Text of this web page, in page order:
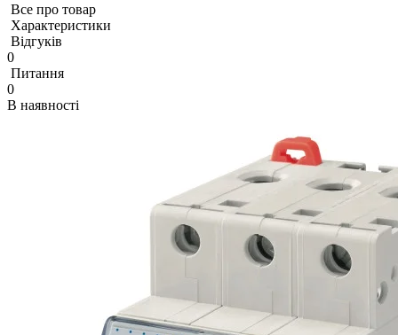
Все про товар
Характеристики
Відгуків
0
Питання
0
В наявності